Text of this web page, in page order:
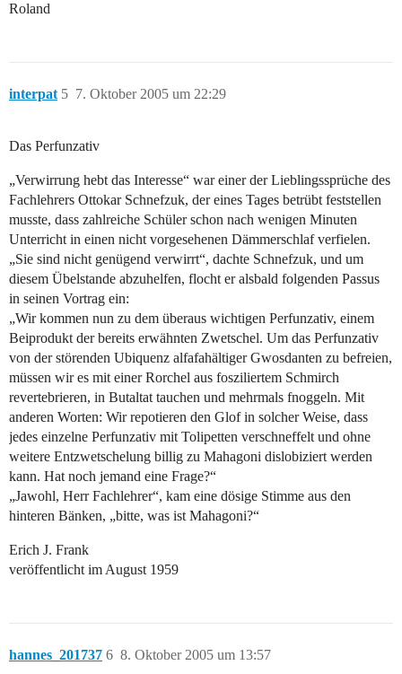
Roland
interpat 7. Oktober 2005 um 22:29
5
Das Perfunzativ
„Verwirrung hebt das Interesse“ war einer der Lieblingssprüche des
Fachlehrers Ottokar Schnefzuk, der eines Tages betrübt feststellen
musste, dass zahlreiche Schüler schon nach wenigen Minuten
Unterricht in einen nicht vorgesehenen Dämmerschlaf verfielen.
„Sie sind nicht genügend verwirrt“, dachte Schnefzuk, und um
diesem Übelstande abzuhelfen, flocht er alsbald folgenden Passus
in seinen Vortrag ein:
„Wir kommen nun zu dem überaus wichtigen Perfunzativ, einem
Beiprodukt der bereits erwähnten Zwetschel. Um das Perfunzativ
von der störenden Ubiquenz alfafahältiger Gwosdanten zu befreien,
müssen wir es mit einer Rorchel aus fosziliertem Schmirch
revertebrieren, in Butaltat tauchen und mehrmals fnoggeln. Mit
anderen Worten: Wir repotieren den Glof in solcher Weise, dass
jedes einzelne Perfunzativ mit Tolipetten verschneffelt und ohne
weitere Entzwetschelung billig zu Mahagoni dislobiziert werden
kann. Hat noch jemand eine Frage?“
„Jawohl, Herr Fachlehrer“, kam eine dösige Stimme aus den
hinteren Bänken, „bitte, was ist Mahagoni?“
Erich J. Frank
veröffentlicht im August 1959
hannes_201737 8. Oktober 2005 um 13:57
6